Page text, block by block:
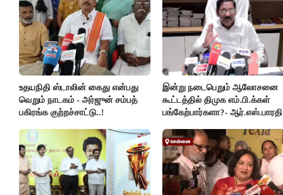
உதயநிதி ஸ்டாலின் கைது என்பது
வெறும் நாடகம் - அர்ஜுன் சம்பத்
பகிரங்க குற்றச்சாட்டு..!
இன்று நடைபெறும் ஆலோசனை
கூட்டத்தில் திமுக எம்.பி.க்கள்
பங்கேற்பார்களா?- ஆர்.எஸ்.பாரதி